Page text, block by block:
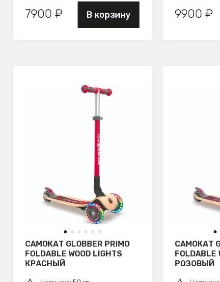
7900 ₽ В корзину 9900 ₽
САМОКАТ GLOBBER PRIMO
FOLDABLE WOOD LIGHTS
КРАСНЫЙ
САМОКАТ
FOLDABLE
РОЗОВЫЙ